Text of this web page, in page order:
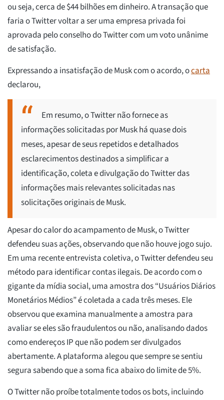
ou seja, cerca de $44 bilhões em dinheiro. A transação que
faria o Twitter voltar a ser uma empresa privada foi
aprovada pelo conselho do Twitter com um voto unânime
de satisfação.
Expressando a insatisfação de Musk com o acordo, ocarta
declarou,
Em resumo, o Twitter não fornece as
informações solicitadas por Musk há quase dois
meses, apesar de seus repetidos e detalhados
esclarecimentos destinados a simplificar a
identificação, coleta e divulgação do Twitter das
informações mais relevantes solicitadas nas
solicitações originais de Musk.
Apesar do calor do acampamento de Musk, o Twitter
defendeu suas ações, observando que não houve jogo sujo.
Em uma recente entrevista coletiva, o Twitter defendeu seu
método para identificar contas ilegais. De acordo com o
gigante da mídia social, uma amostra dos “Usuários Diários
Monetários Médios” é coletada a cada três meses. Ele
observou que examina manualmente a amostra para
avaliar se eles são fraudulentos ou não, analisando dados
como endereços IP que não podem ser divulgados
abertamente. A plataforma alegou que sempre se sentiu
segura sabendo que a soma fica abaixo do limite de 5%.
O Twitter não proíbe totalmente todos os bots, incluindo